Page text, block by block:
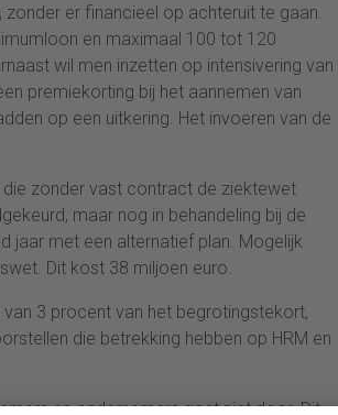
er financieel op achteruit te gaan.
en maximaal 100 tot 120
wil men inzetten op intensivering van
premiekorting bij het aannemen van
op een uitkering. Het invoeren van de
zonder vast contract de ziektewet
maar nog in behandeling bij de
jaar met een alternatief plan. Mogelijk
Dit kost 38 miljoen euro.
3 procent van het begrotingstekort,
die betrekking hebben op HRM en
en ondernemers gaat niet door. Dit